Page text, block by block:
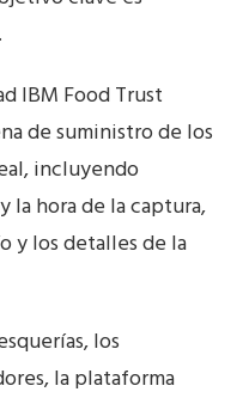
IBM Food Trust
de suministro de los
incluyendo
la hora de la captura,
y los detalles de la
los
la plataforma